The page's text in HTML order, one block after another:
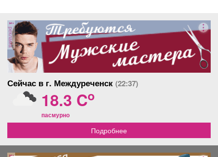
реклама
Сейчас в г. Междуреченск (22:37)
18.3 Co
пасмурно
Подробнее